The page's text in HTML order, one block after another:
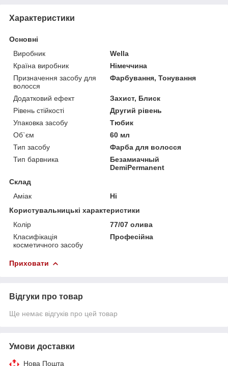
Характеристики
Основні
Виробник
Wella
Країна виробник
Німеччина
Призначення засобу для
волосся
Фарбування, Тонування
Додатковий ефект
Захист, Блиск
Рівень стійкості
Другий рівень
Упаковка засобу
Тюбик
Об`єм
60 мл
Тип засобу
Фарба для волосся
Тип барвника
Безамиачный
DemiPermanent
Склад
Аміак
Ні
Користувальницькі характеристики
Колір
77/07 олива
Класифікація
косметичного засобу
Професійна
Приховати
Відгуки про товар
Ще немає відгуків про цей товар
Умови доставки
Нова Пошта